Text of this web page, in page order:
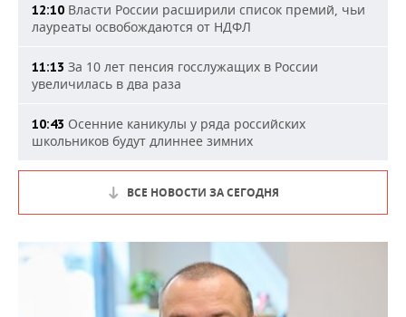
12:10 Власти России расширили список премий, чьи
лауреаты освобождаются от НДФЛ
11:13 За 10 лет пенсия госслужащих в России
увеличилась в два раза
10:43 Осенние каникулы у ряда российских
школьников будут длиннее зимних
ВСЕ НОВОСТИ ЗА СЕГОДНЯ